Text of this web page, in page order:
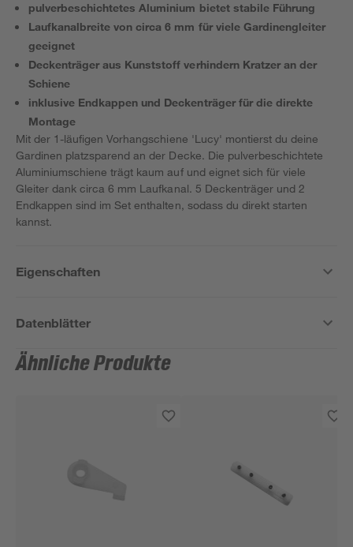
pulverbeschichtetes Aluminium bietet stabile Führung
Laufkanalbreite von circa 6 mm für viele Gardinengleiter
geeignet
Deckenträger aus Kunststoff verhindern Kratzer an der
Schiene
inklusive Endkappen und Deckenträger für die direkte
Montage
Mit der 1-läufigen Vorhangschiene 'Lucy' montierst du deine
Gardinen platzsparend an der Decke. Die pulverbeschichtete
Aluminiumschiene trägt kaum auf und eignet sich für viele
Gleiter dank circa 6 mm Laufkanal. 5 Deckenträger und 2
Endkappen sind im Set enthalten, sodass du direkt starten
kannst.
Eigenschaften
Datenblätter
Ähnliche Produkte